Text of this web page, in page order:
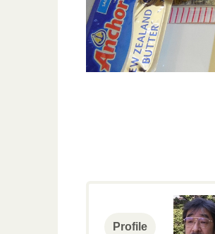
Profile